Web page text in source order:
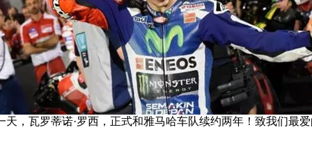
天，瓦罗蒂诺·罗西，正式和雅马哈车队续约两年！致我们最